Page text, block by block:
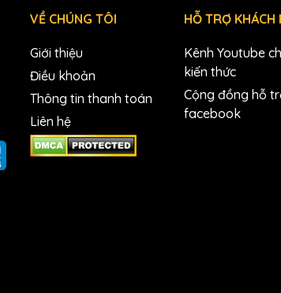
VỀ CHÚNG TÔI
Giới thiệu
Điều khoản
Thông tin thanh toán
Liên hệ
HỖ TRỢ KHÁCH
Kênh Youtube
kiến thức
Cộng đồng hỗ
facebook